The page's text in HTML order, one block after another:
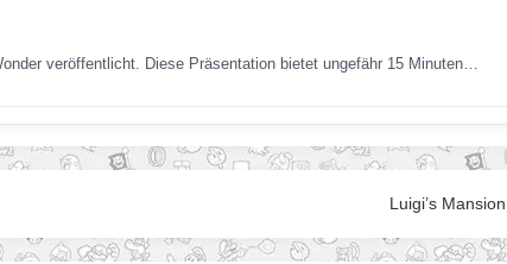
veröffentlicht. Diese Präsentation bietet ungefähr 15 Minuten…
Luigi’s